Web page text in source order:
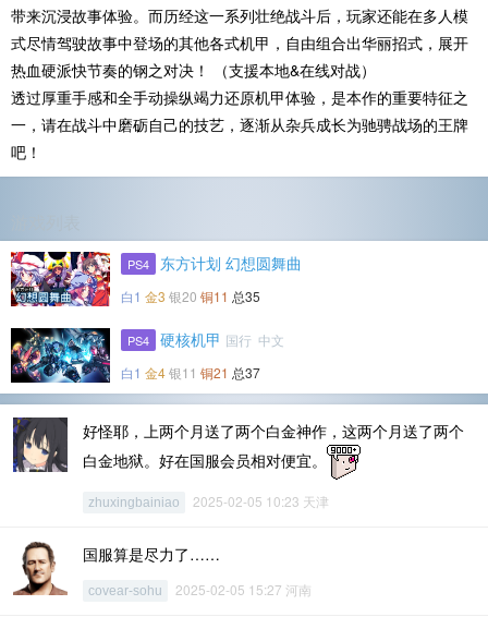
带来沉浸故事体验。而历经这一系列壮绝战斗后，玩家还能在多人模
式尽情驾驶故事中登场的其他各式机甲，自由组合出华丽招式，展开
热血硬派快节奏的钢之对决！ （支援本地&在线对战）
透过厚重手感和全手动操纵竭力还原机甲体验，是本作的重要特征之
一，请在战斗中磨砺自己的技艺，逐渐从杂兵成长为驰骋战场的王牌
吧！
PS4 东方计划 幻想圆舞曲
白1 金3 银20 铜11 总35
PS4 硬核机甲 国行 中文
白1 金4银11 铜21 总37
好怪耶，上两个月送了两个白金神作，这两个月送了两个
白金地狱。好在国服会员相对便宜。
zhuxingbainiao 2025-02-05 10:23 天津
国服算是尽力了……
covear-sohu 2025-02-05 15:27 河南